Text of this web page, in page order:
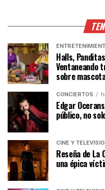
Halls,
Ventaneando
sobre
CONCIERTOS
Edgar
público, no
CINE Y
Reseña de
una épica